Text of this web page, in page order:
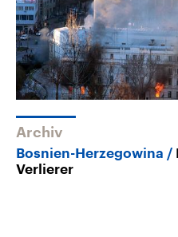
Archiv
Bosnien-Herzegowina
Verlierer